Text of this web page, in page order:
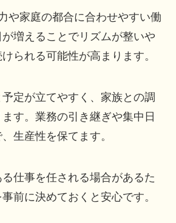
や家庭の都合に合わせやすい働
増えることでリズムが整いや
られる可能性が高まります。
定が立てやすく、家族との調
す。業務の引き継ぎや集中日
生産性を保てます。
仕事を任される場合があるた
前に決めておくと安心です。